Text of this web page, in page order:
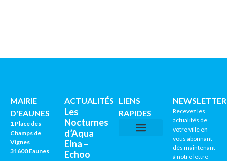
MAIRIE
D'EAUNES
1 Place des
Champs de
Vignes
31600 Eaunes
ACTUALITÉS
Les
Nocturnes
d’Aqua
Elna –
Echoo
LIENS
RAPIDES
Recevez les
actualités de
votre ville en
vous abonnant
dès maintenant
à notre lettre